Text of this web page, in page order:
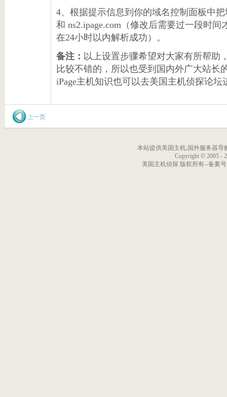
4、根据提示信息到你的域名控制面板中把
和 ns2.ipage.com（修改后需要过一段时
在24小时以内解析成功）。
备注： 以上设置步骤希望对大家有所帮助
比较不错的，所以也受到国内外广大站长
iPage主机知识也可以去美国主机侦探论坛
上一页
本站提供美国主机,国外服务器导
Copyright © 2005 -
美国主机侦探 版权所有--备案